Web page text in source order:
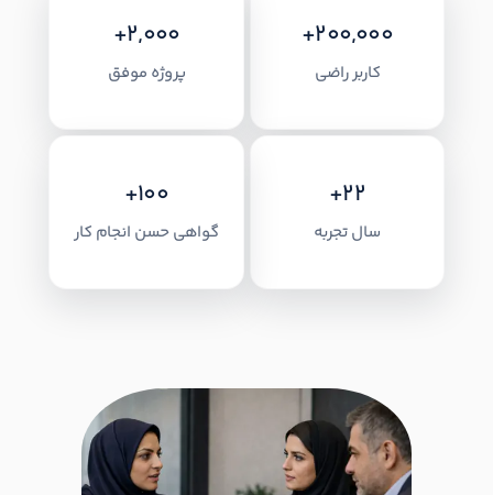
+200,000
کاربر راضی
+2,000
پروژه موفق
+22
سال تجربه
+100
گواهی حسن انجام کار